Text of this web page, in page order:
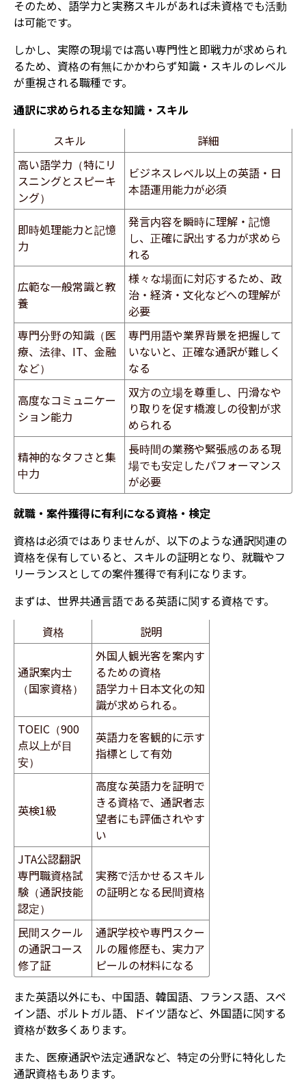
そのため、語学力と実務スキルがあれば未資格でも活動
は可能です。
しかし、実際の現場では高い専門性と即戦力が求められ
るため、資格の有無にかかわらず知識・スキルのレベル
が重視される職種です。
通訳に求められる主な知識・スキル
スキル
詳細
高い語学力（特にリ
スニングとスピーキ
ング）
ビジネスレベル以上の英語・日
本語運用能力が必須
即時処理能力と記憶
力
発言内容を瞬時に理解・記憶
し、正確に訳出する力が求めら
れる
広範な一般常識と教
養
様々な場面に対応するため、政
治・経済・文化などへの理解が
必要
専門分野の知識（医
療、法律、IT、金融
など）
専門用語や業界背景を把握して
いないと、正確な通訳が難しく
なる
高度なコミュニケー
ション能力
双方の立場を尊重し、円滑なや
り取りを促す橋渡しの役割が求
められる
精神的なタフさと集
中力
長時間の業務や緊張感のある現
場でも安定したパフォーマンス
が必要
就職・案件獲得に有利になる資格・検定
資格は必須ではありませんが、以下のような通訳関連の
資格を保有していると、スキルの証明となり、就職やフ
リーランスとしての案件獲得で有利になります。
まずは、世界共通言語である英語に関する資格です。
資格
説明
通訳案内士
（国家資格）
外国人観光客を案内す
るための資格
語学力＋日本文化の知
識が求められる。
TOEIC（900
点以上が目
安）
英語力を客観的に示す
指標として有効
英検1級
高度な英語力を証明で
きる資格で、通訳者志
望者にも評価されやす
い
JTA公認翻訳
専門職資格試
験（通訳技能
認定）
実務で活かせるスキル
の証明となる民間資格
民間スクール
の通訳コース
修了証
通訳学校や専門スクー
ルの履修歴も、実力ア
ピールの材料になる
また英語以外にも、中国語、韓国語、フランス語、スペ
イン語、ポルトガル語、ドイツ語など、外国語に関する
資格が数多くあります。
また、医療通訳や法定通訳など、特定の分野に特化した
通訳資格もあります。